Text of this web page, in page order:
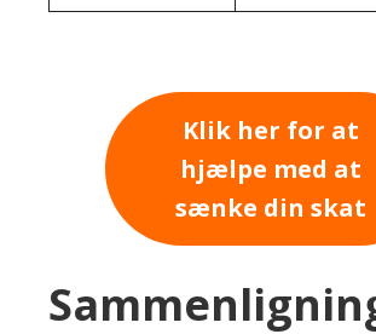
Klik her for at
hjælpe med at
sænke din skat